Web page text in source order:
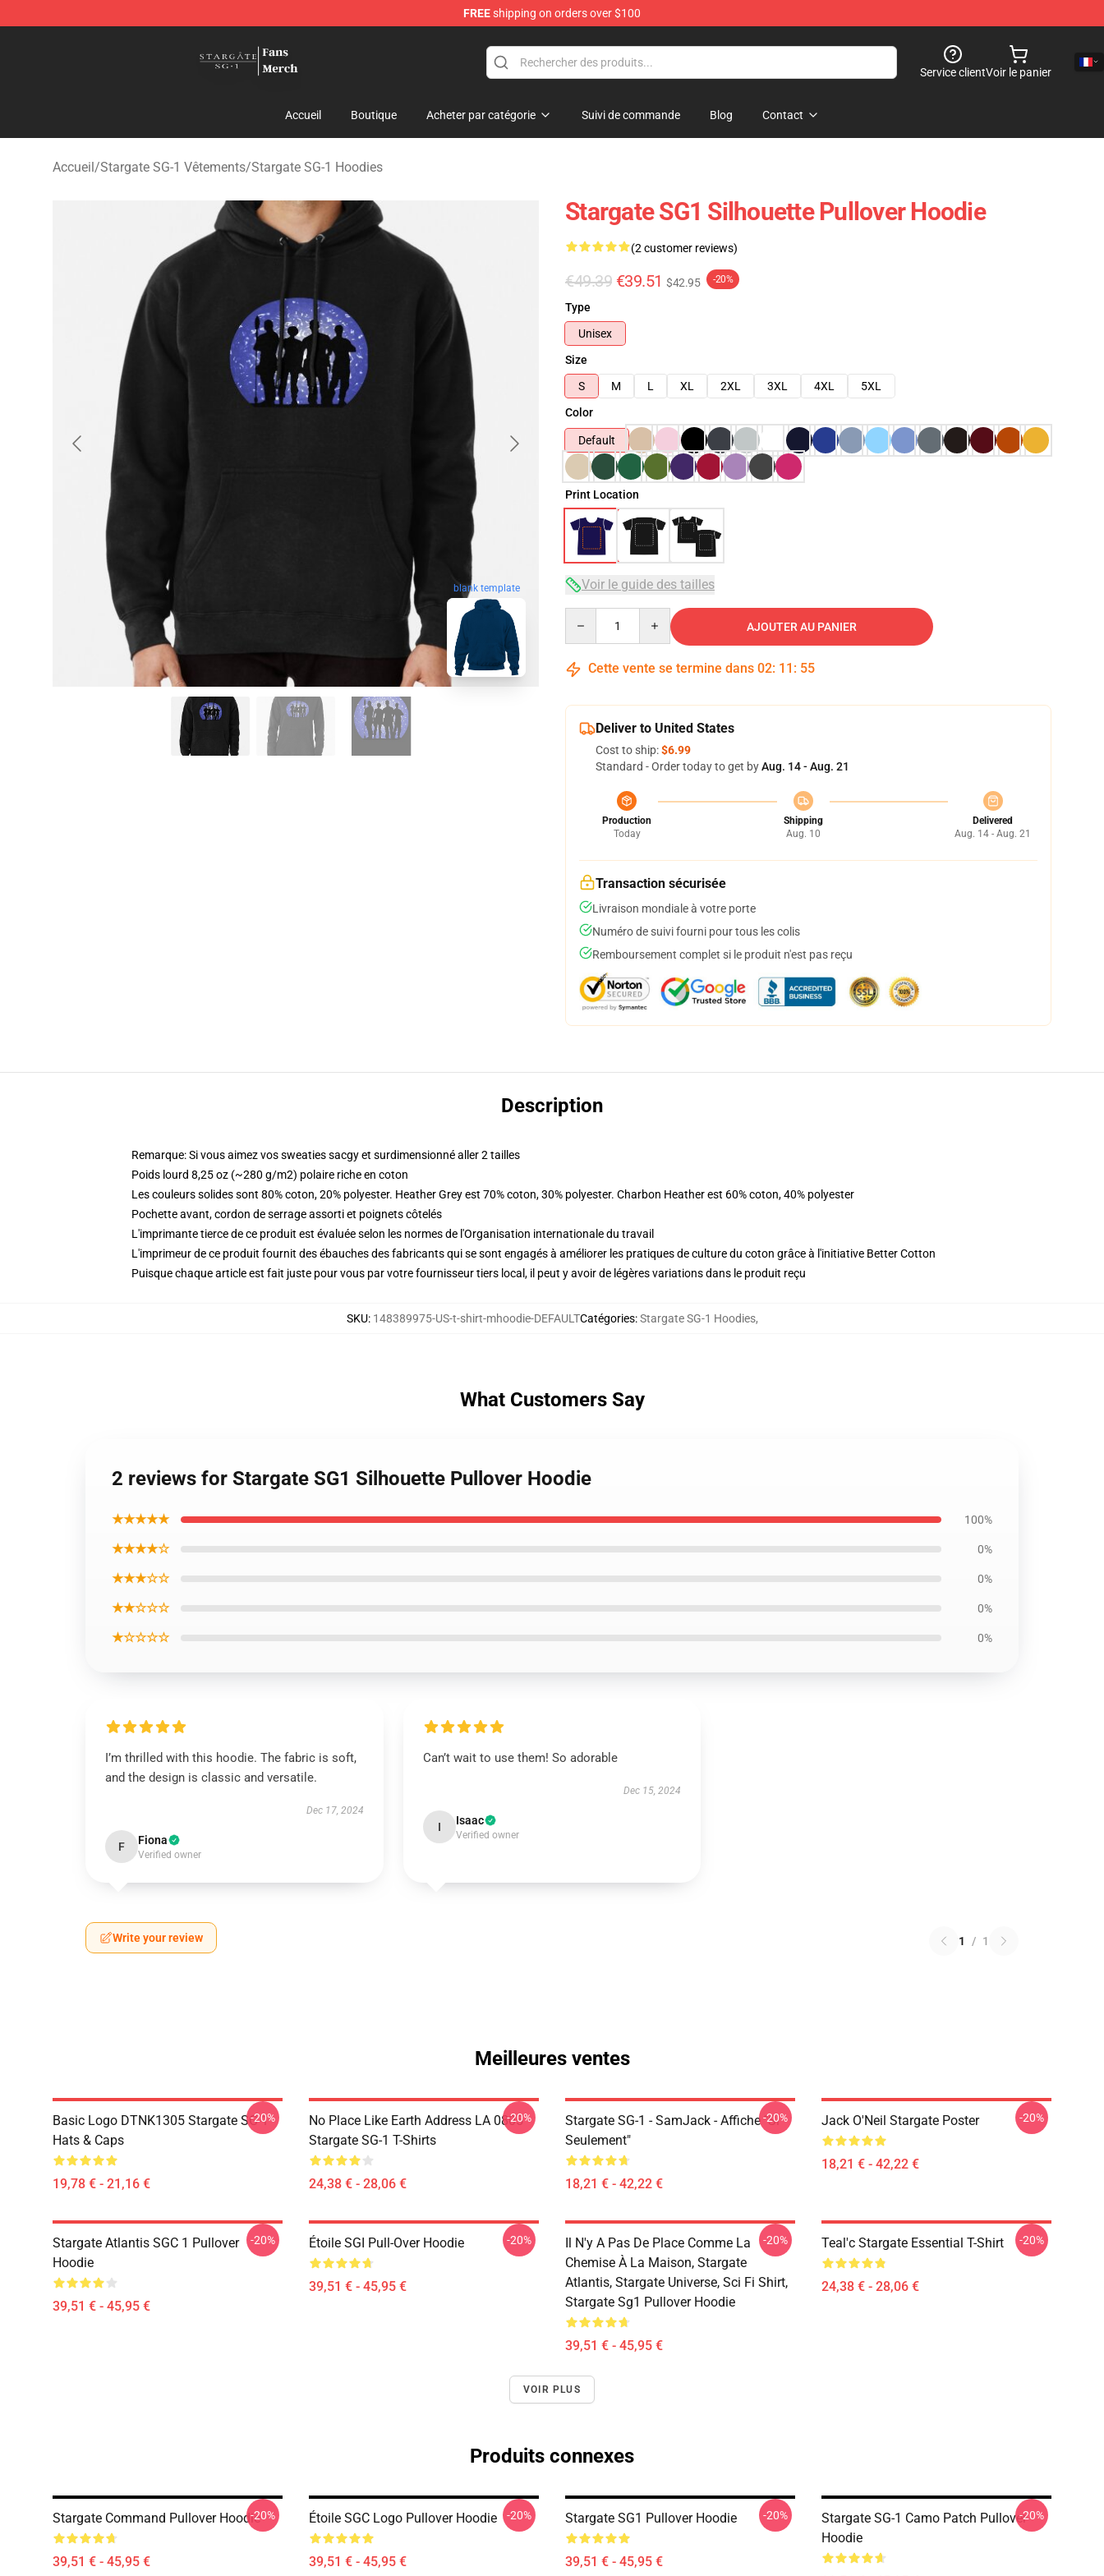
FREEshipping on orders over $100
Service clientVoir le panier
Accueil Boutique Acheter par catégorie Suivi de commande Blog Contact
Accueil/Stargate SG-1 Vêtements/Stargate SG-1 Hoodies
blank template
Stargate SG1 Silhouette Pullover Hoodie
(2 customer reviews)
€49.39 €39.51 $42.95 -20%
Type
Unisex
Size
S
M L XL 2XL 3XL 4XL
5XL
Color
Default
Print Location
Voir le guide des tailles
AJOUTER AU PANIER
Cette vente se termine dans 02: 11 : 54
Deliver to United States
Cost to ship:$6.99
Standard - Order today to get byAug. 14 - Aug. 21
Production
Today
Shipping
Aug. 10
Delivered
Aug. 14 - Aug. 21
Transaction sécurisée
Livraison mondiale à votre porte
Numéro de suivi fourni pour tous les colis
Remboursement complet si le produit n'est pas reçu
Description
Remarque: Si vous aimez vos sweaties sacgy et surdimensionné aller 2 tailles
Poids lourd 8,25 oz (~280 g/m2) polaire riche en coton
Les couleurs solides sont 80% coton, 20% polyester. Heather Grey est 70% coton, 30% polyester. Charbon Heather est 60% coton, 40% polyester
Pochette avant, cordon de serrage assorti et poignets côtelés
L'imprimante tierce de ce produit est évaluée selon les normes de l'Organisation internationale du travail
L'imprimeur de ce produit fournit des ébauches des fabricants qui se sont engagés à améliorer les pratiques de culture du coton grâce à l'initiative Better Cotton
Puisque chaque article est fait juste pour vous par votre fournisseur tiers local, il peut y avoir de légères variations dans le produit reçu
SKU: 148389975-US-t-shirt-mhoodie-DEFAULTCatégories:Stargate SG-1 Hoodies,
What Customers Say
2 reviews for Stargate SG1 Silhouette Pullover Hoodie
★★★★★ 100%
★★★★☆ 0%
★★★☆☆ 0%
★★☆☆☆ 0%
★☆☆☆☆ 0%
I’m thrilled with this hoodie. The fabric is soft,
and the design is classic and versatile.
Dec 17, 2024
F Fiona
Verified owner
Can’t wait to use them! So adorable
Dec 15, 2024
I Isaac
Verified owner
Write your review 1 / 1
Meilleures ventes
Basic Logo DTNK1305 Stargate SG-1
Hats & Caps
19,78 € - 21,16 €
-20%
No Place Like Earth Address LA 0805
Stargate SG-1 T-Shirts
24,38 € - 28,06 €
-20%
Stargate SG-1 - SamJack - Affiche "Si
Seulement"
18,21 € - 42,22 €
-20% Jack O'Neil Stargate Poster
18,21 € - 42,22 €
-20%
Stargate Atlantis SGC 1 Pullover
Hoodie
39,51 € - 45,95 €
-20% Étoile SGI Pull-Over Hoodie
39,51 € - 45,95 €
-20%
Il N'y A Pas De Place Comme La
Chemise À La Maison, Stargate
Atlantis, Stargate Universe, Sci Fi Shirt,
Stargate Sg1 Pullover Hoodie
39,51 € - 45,95 €
-20% Teal'c Stargate Essential T-Shirt
24,38 € - 28,06 €
-20%
VOIR PLUS
Produits connexes
Stargate Command Pullover Hoodie
39,51 € - 45,95 €
-20% Étoile SGC Logo Pullover Hoodie
39,51 € - 45,95 €
-20% Stargate SG1 Pullover Hoodie
39,51 € - 45,95 €
-20%
Stargate SG-1 Camo Patch Pullover
Hoodie
-20%